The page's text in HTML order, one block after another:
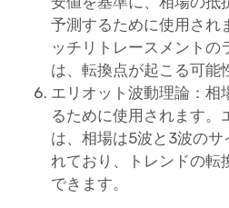
予測するために使用され
ッチリトレースメントの
は、転換点が起こる可能
エリオット波動理論：相
るために使用されます。
は、相場は5波と3波のサ
れており、トレンドの転
できます。